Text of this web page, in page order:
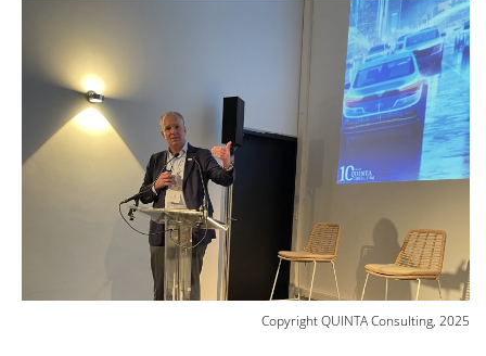
Copyright QUINTA Consulting, 2025